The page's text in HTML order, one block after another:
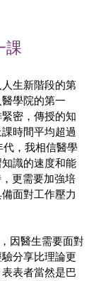
課
生新階段的第
學院的第一
密，傳授的知
時間平均超過
，我相信醫學
識的速度和能
更需要加強培
面對工作壓力
因醫生需要面對
分享比理論更
表者當然是巴